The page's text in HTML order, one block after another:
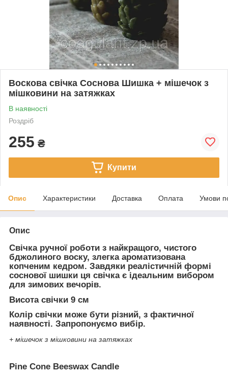
Воскова свічка Соснова Шишка + мішечок з
мішковини на затяжках
В наявності
Роздріб
255 ₴
Купити
Опис Характеристики Доставка Оплата Умови
Опис
Свічка ручної роботи з найкращого, чистого
бджолиного воску, злегка ароматизована
копченим кедром. Завдяки реалістичній формі
соснової шишки ця свічка є ідеальним вибором
для зимових вечорів.
Висота свічки 9 см
Колір свічки може бути різний, з фактичної
наявності. Запропонуємо вибір.
+ мішечок з мішковини на затяжках
Pine Cone Beeswax Candle